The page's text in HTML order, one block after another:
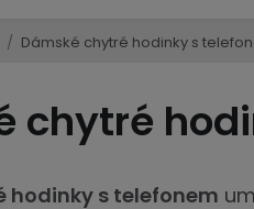
/ Dámské chytré hodinky s
chytré
hodinky s telefonem